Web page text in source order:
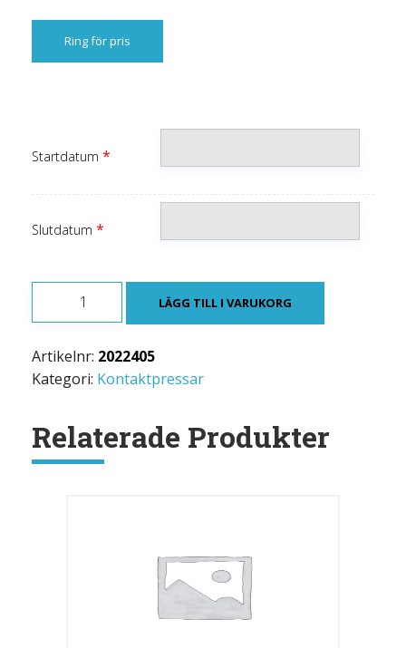
Ring för pris
Startdatum *
Slutdatum *
PRESSHUVUD
INKL
BACKAR
LÄGG TILL I VARUKORG
Artikelnr: 2022405
Kategori: Kontaktpressar
Relaterade Produkter